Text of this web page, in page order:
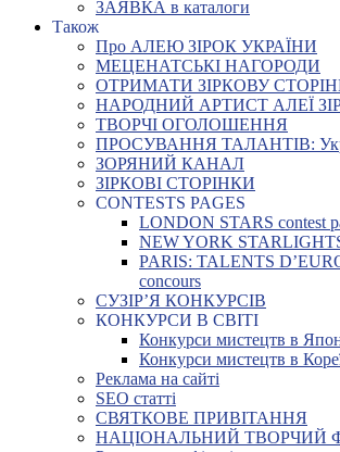
ЗАЯВКА в каталоги
Також
Про АЛЕЮ ЗІРОК УКРАЇНИ
МЕЦЕНАТСЬКІ НАГОРОДИ
ОТРИМАТИ ЗІРКОВУ
НАРОДНИЙ АРТИСТ АЛЕЇ
ТВОРЧІ ОГОЛОШЕННЯ
ПРОСУВАННЯ ТАЛАНТІВ:
ЗОРЯНИЙ КАНАЛ
ЗІРКОВІ СТОРІНКИ
CONTESTS PAGES
LONDON STARS contest
NEW YORK
PARIS: TALENTS
concours
СУЗІР’Я КОНКУРСІВ
КОНКУРСИ В СВІТІ
Конкурси мистецтв в
Конкурси мистецтв в
Реклама на сайті
SEO статті
СВЯТКОВЕ ПРИВІТАННЯ
НАЦІОНАЛЬНИЙ ТВОРЧИЙ